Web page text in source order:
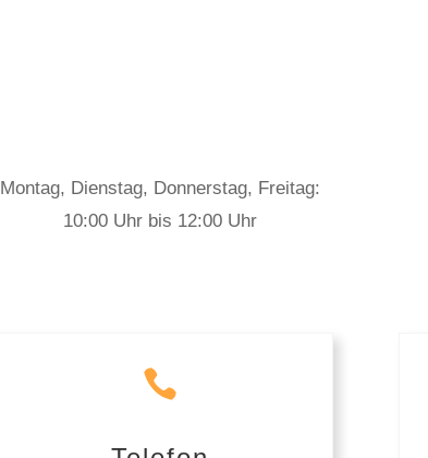
Montag, Dienstag, Donnerstag, Freitag:
10:00 Uhr bis 12:00 Uhr
